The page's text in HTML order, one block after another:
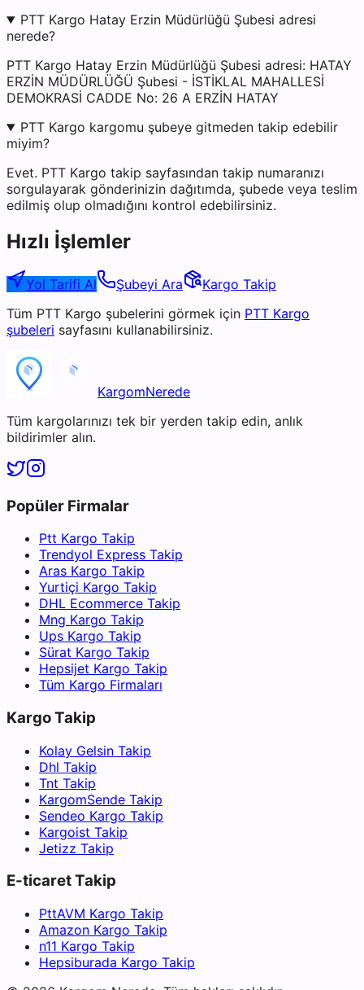
PTT Kargo Hatay Erzin Müdürlüğü Şubesi adresi
nerede?
PTT Kargo Hatay Erzin Müdürlüğü Şubesi adresi: HATAY
ERZİN MÜDÜRLÜĞÜ Şubesi - İSTİKLAL MAHALLESİ
DEMOKRASİ CADDE No: 26 A ERZİN HATAY
PTT Kargo kargomu şubeye gitmeden takip edebilir
miyim?
Evet. PTT Kargo takip sayfasından takip numaranızı
sorgulayarak gönderinizin dağıtımda, şubede veya teslim
edilmiş olup olmadığını kontrol edebilirsiniz.
Hızlı İşlemler
Yol Tarifi Al Şubeyi Ara
Kargo Takip
Tüm PTT Kargo şubelerini görmek için PTT Kargo
şubeleri sayfasını kullanabilirsiniz.
KargomNerede
Tüm kargolarınızı tek bir yerden takip edin, anlık
bildirimler alın.
Popüler Firmalar
Ptt Kargo Takip
Trendyol Express Takip
Aras Kargo Takip
Yurtiçi Kargo Takip
DHL Ecommerce Takip
Mng Kargo Takip
Ups Kargo Takip
Sürat Kargo Takip
Hepsijet Kargo Takip
Tüm Kargo Firmaları
Kargo Takip
Kolay Gelsin Takip
Dhl Takip
Tnt Takip
KargomSende Takip
Sendeo Kargo Takip
Kargoist Takip
Jetizz Takip
E-ticaret Takip
PttAVM Kargo Takip
Amazon Kargo Takip
n11 Kargo Takip
Hepsiburada Kargo Takip